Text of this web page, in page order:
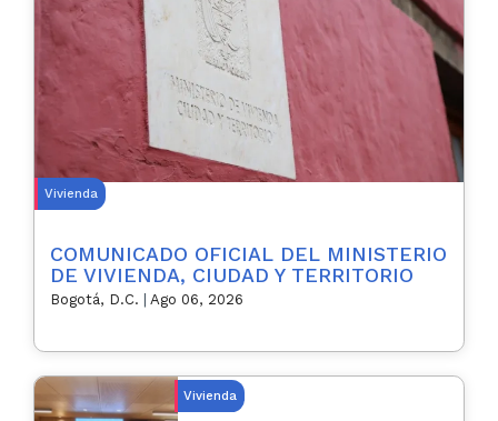
Vivienda
COMUNICADO OFICIAL DEL MINISTERIO
DE VIVIENDA, CIUDAD Y TERRITORIO
Bogotá, D.C. Ago 06, 2026
Vivienda